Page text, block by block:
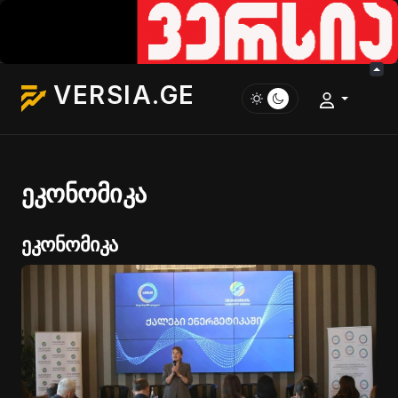
VERSIA.GE
ეკონომიკა
ეკონომიკა